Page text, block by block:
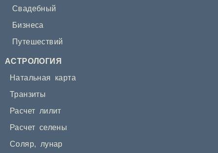
Свадебный
Бизнеса
Путешествий
АСТРОЛОГИЯ
Натальная карта
Транзиты
Расчет лилит
Расчет селены
Соляр, лунар